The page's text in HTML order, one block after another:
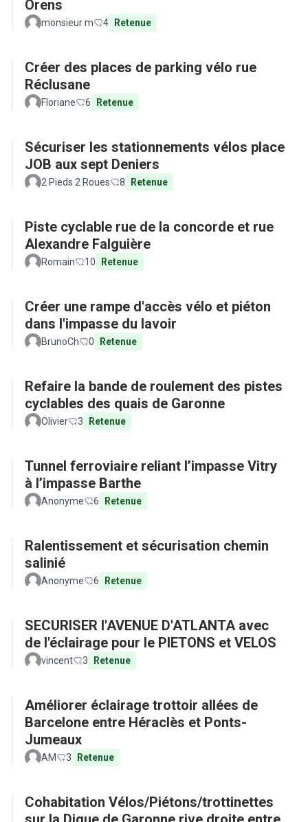
Orens
monsieur m 4 Retenue
Créer des places de parking vélo rue
Réclusane
Floriane 6 Retenue
Sécuriser les stationnements vélos place
JOB aux sept Deniers
2 Pieds 2 Roues 8 Retenue
Piste cyclable rue de la concorde et rue
Alexandre Falguière
Romain 10 Retenue
Créer une rampe d'accès vélo et piéton
dans l'impasse du lavoir
BrunoCh 0 Retenue
Refaire la bande de roulement des pistes
cyclables des quais de Garonne
Olivier 3 Retenue
Tunnel ferroviaire reliant l’impasse Vitry
à l’impasse Barthe
Anonyme 6 Retenue
Ralentissement et sécurisation chemin
salinié
Anonyme 6 Retenue
SECURISER l'AVENUE D'ATLANTA avec
de l'éclairage pour le PIETONS et VELOS
vincent 3 Retenue
Améliorer éclairage trottoir allées de
Barcelone entre Héraclès et Ponts-
Jumeaux
AM 3 Retenue
Cohabitation Vélos/Piétons/trottinettes